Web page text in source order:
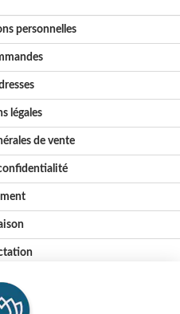
personnelles
légales
de vente
engagements